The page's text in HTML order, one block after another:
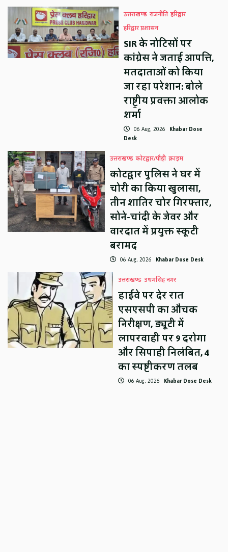
उत्तराखण्ड राजनीति हरिद्वार
हरिद्वार प्रशासन
SIR के नोटिसों पर
कांग्रेस ने जताई आपत्ति,
मतदाताओं को किया
जा रहा परेशान: बोले
राष्ट्रीय प्रवक्ता आलोक
शर्मा
06 Aug, 2026 Khabar Dose
Desk
उत्तराखण्ड कोटद्वार/पौड़ी क्राइम
कोटद्वार पुलिस ने घर में
चोरी का किया खुलासा,
तीन शातिर चोर गिरफ्तार,
सोने-चांदी के जेवर और
वारदात में प्रयुक्त स्कूटी
बरामद
06 Aug, 2026 Khabar Dose Desk
उत्तराखण्ड उधमसिंह नगर
हाईवे पर देर रात
एसएसपी का औचक
निरीक्षण, ड्यूटी में
लापरवाही पर 9 दरोगा
और सिपाही निलंबित, 4
का स्पष्टीकरण तलब
06 Aug, 2026 Khabar Dose Desk